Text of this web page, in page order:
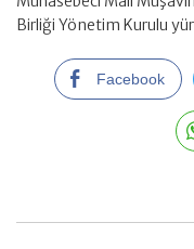
Birliği Yönetim Kurulu
Facebook